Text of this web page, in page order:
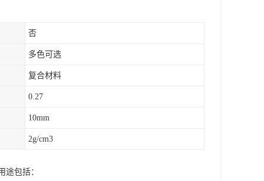
否
多色可选
复合材料
0.27
10mm
2g/cm3
包括：